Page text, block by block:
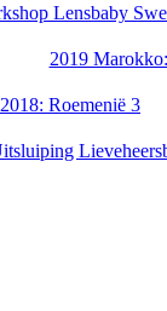
Lensbaby
2019
2018: Roemenië 3